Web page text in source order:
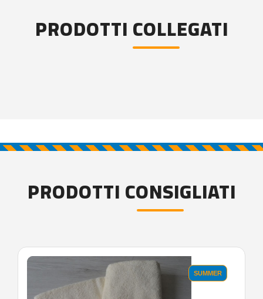
PRODOTTI COLLEGATI
PRODOTTI CONSIGLIATI
SUMMER